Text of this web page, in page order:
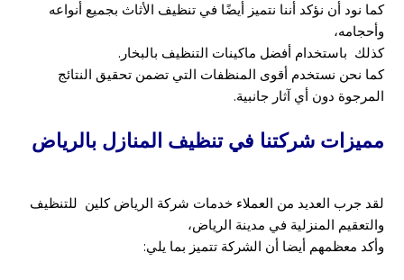
كما نود أن نؤكد أننا نتميز أيضًا في تنظيف الأثاث بجميع أنواعه
وأحجامه،
كذلك باستخدام أفضل ماكينات التنظيف بالبخار.
كما نحن نستخدم أقوى المنظفات التي تضمن تحقيق النتائج
المرجوة دون أي آثار جانبية.
مميزات شركتنا في تنظيف المنازل بالرياض
لقد جرب العديد من العملاء خدمات شركة الرياض كلين للتنظيف
والتعقيم المنزلية في مدينة الرياض،
وأكد معظمهم أيضا أن الشركة تتميز بما يلي: